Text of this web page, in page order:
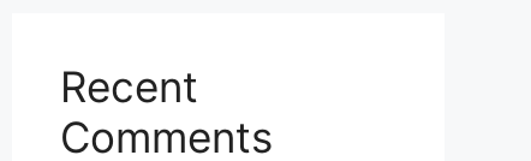
Recent
Comments